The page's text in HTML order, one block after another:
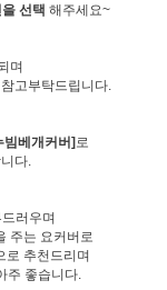
선택 해주세요~
며
고부탁드립니다.
빔베개커버] 로
다.
러우며
주는 요커버로
로 추천드리며
주 좋습니다.